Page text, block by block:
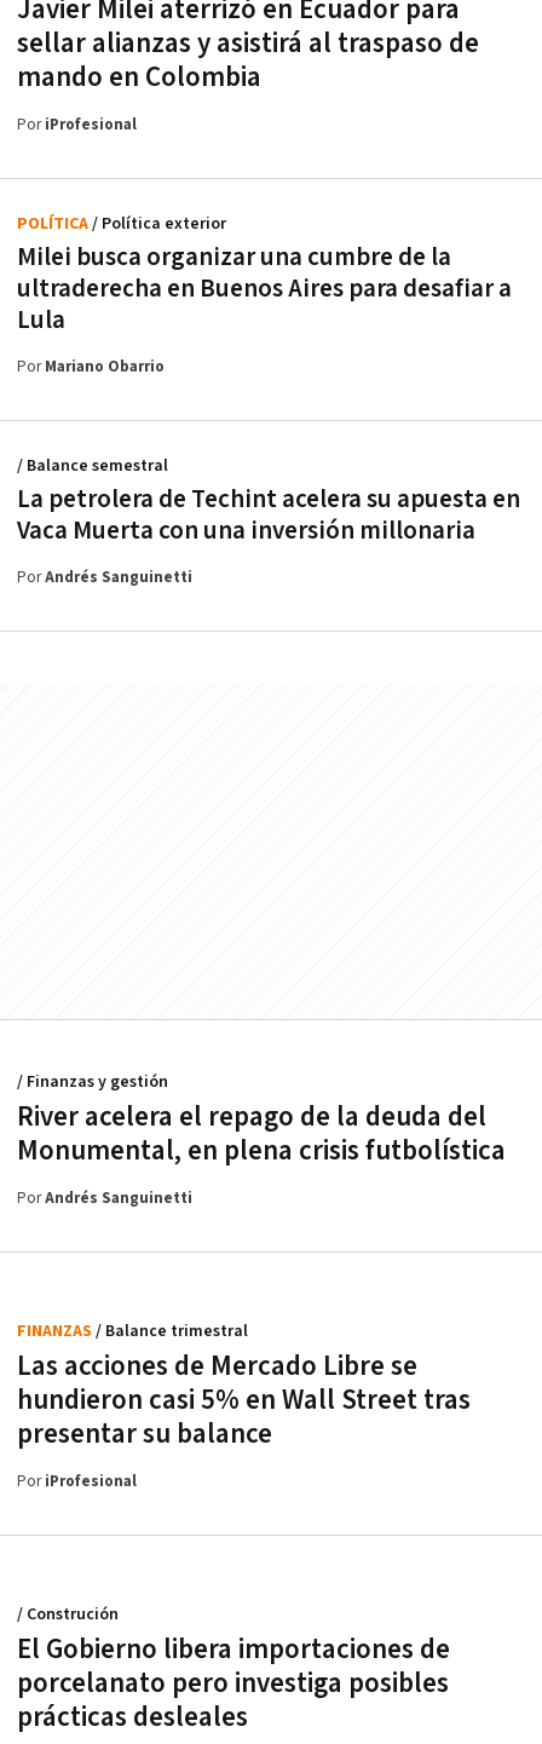
Javier Milei aterrizó en Ecuador para
sellar alianzas y asistirá al traspaso de
mando en Colombia
PoriProfesional
Milei busca organizar una cumbre de la
ultraderecha en Buenos Aires para desafiar a
Lula
POLÍTICA/ Política exterior
PorMariano Obarrio
La petrolera de Techint acelera su apuesta en
Vaca Muerta con una inversión millonaria
/ Balance semestral
PorAndrés Sanguinetti
River acelera el repago de la deuda del
Monumental, en plena crisis futbolística
/ Finanzas y gestión
PorAndrés Sanguinetti
Las acciones de Mercado Libre se
hundieron casi 5% en Wall Street tras
presentar su balance
FINANZAS / Balance trimestral
PoriProfesional
El Gobierno libera importaciones de
porcelanato pero investiga posibles
prácticas desleales
/ Construción